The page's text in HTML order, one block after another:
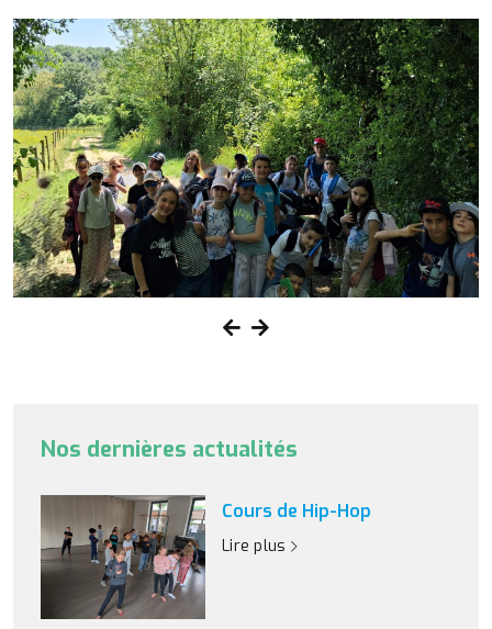
Nos dernières actualités
Cours de Hip-Hop
Lire plus